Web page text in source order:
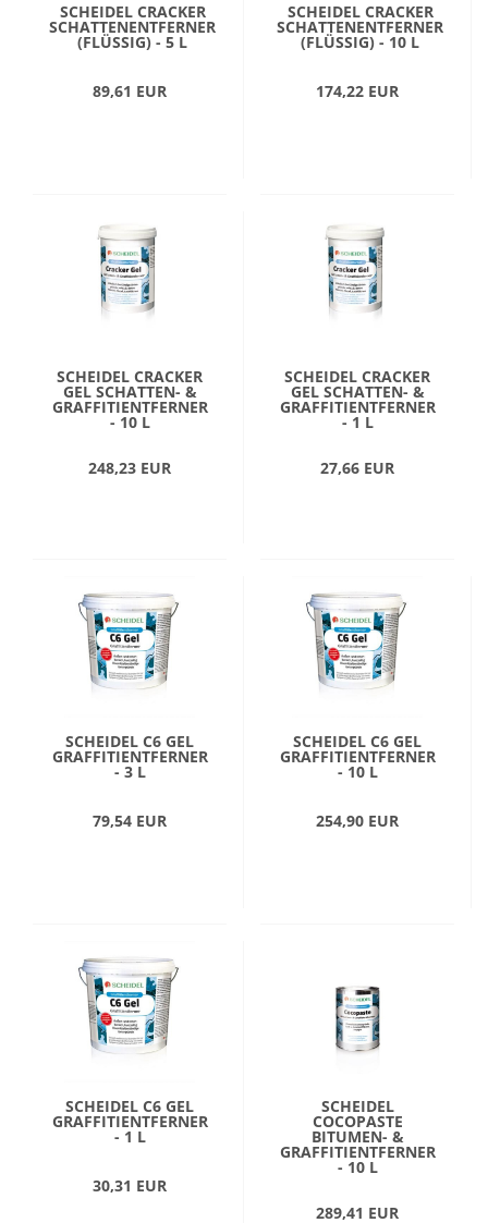
SCHEIDEL CRACKER
SCHATTENENTFERNER
(FLÜSSIG) - 5 L
89,61 EUR
SCHEIDEL CRACKER
SCHATTENENTFERNER
(FLÜSSIG) - 10 L
174,22 EUR
SCHEIDEL CRACKER
GEL SCHATTEN- &
GRAFFITIENTFERNER
- 10 L
248,23 EUR
SCHEIDEL CRACKER
GEL SCHATTEN- &
GRAFFITIENTFERNER
- 1 L
27,66 EUR
SCHEIDEL C6 GEL
GRAFFITIENTFERNER
- 3 L
79,54 EUR
SCHEIDEL C6 GEL
GRAFFITIENTFERNER
- 10 L
254,90 EUR
SCHEIDEL C6 GEL
GRAFFITIENTFERNER
- 1 L
30,31 EUR
SCHEIDEL
COCOPASTE
BITUMEN- &
GRAFFITIENTFERNER
- 10 L
289,41 EUR